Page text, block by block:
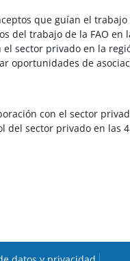
que guían el
del trabajo de la FAO en
sector privado en la
oportunidades de
con el sector
del sector privado en las